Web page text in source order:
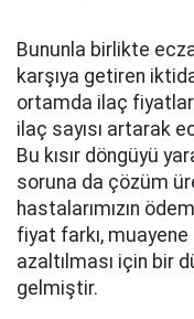
Bununla birlikte
karşıya getiren
ortamda ilaç
ilaç sayısı artarak
Bu kısır döngüyü
soruna da çözüm
hastalarımızın
fiyat farkı,
azaltılması için bir
gelmiştir.